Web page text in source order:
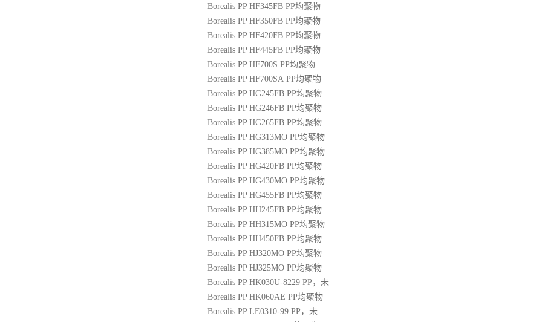
Borealis PP HF345FB PP均聚物
Borealis PP HF350FB PP均聚物
Borealis PP HF420FB PP均聚物
Borealis PP HF445FB PP均聚物
Borealis PP HF700S PP均聚物
Borealis PP HF700SA PP均聚物
Borealis PP HG245FB PP均聚物
Borealis PP HG246FB PP均聚物
Borealis PP HG265FB PP均聚物
Borealis PP HG313MO PP均聚物
Borealis PP HG385MO PP均聚物
Borealis PP HG420FB PP均聚物
Borealis PP HG430MO PP均聚物
Borealis PP HG455FB PP均聚物
Borealis PP HH245FB PP均聚物
Borealis PP HH315MO PP均聚物
Borealis PP HH450FB PP均聚物
Borealis PP HJ320MO PP均聚物
Borealis PP HJ325MO PP均聚物
Borealis PP HK030U-8229 PP ，未
Borealis PP HK060AE PP均聚物
Borealis PP LE0310-99 PP ，未